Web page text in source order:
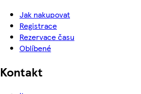
Jak nakupovat
Registrace
Rezervace času
Oblíbené
Kontakt